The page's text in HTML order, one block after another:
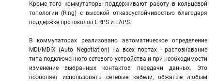
Кроме того коммутаторы поддерживают работу в кольцевой
топологии (Ring) с высокой отказоустойчивостью благодаря
поддержке протоколов ERPS и EAPS.
В коммутаторах реализовано автоматическое определение
MDI/MDIX (Auto Negotiation) на всех портах - распознавание
типа подключенного сетевого устройства и при необходимости
изменение выбранных контактов передачи данных. Это
позволяет использовать сетевые кабели, обжатые любым